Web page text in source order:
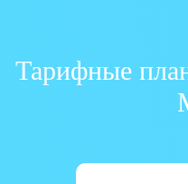
Тарифные